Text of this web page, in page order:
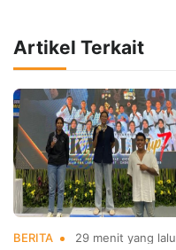
Artikel Terkait
BERITA 29 menit yang lalu